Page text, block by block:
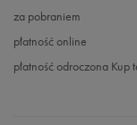
za pobraniem
płatność online
płatność odroczona Kup